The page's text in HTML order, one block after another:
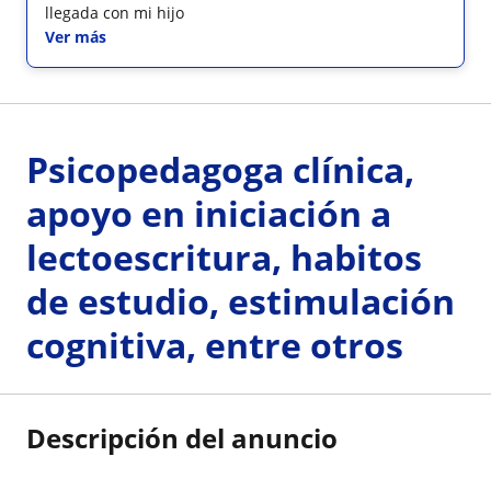
llegada con mi hijo
Ver más
Psicopedagoga clínica,
apoyo en iniciación a
lectoescritura, habitos
de estudio, estimulación
cognitiva, entre otros
Descripción del anuncio